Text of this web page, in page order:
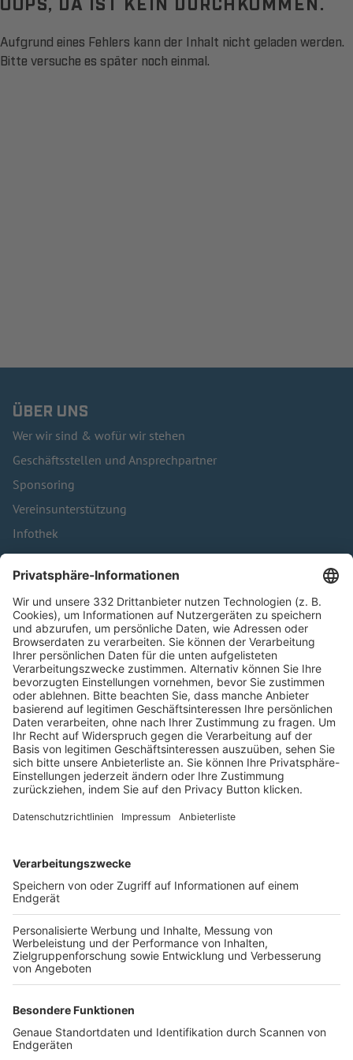
Aufgrund eines Fehlers kann der Inhalt nicht geladen werden.
Bitte versuche es später noch einmal.
ÜBER UNS
Wer wir sind & wofür wir stehen
Geschäftsstellen und Ansprechpartner
Sponsoring
Vereinsunterstützung
Infothek
Kontakt
HÄUFIG BESUCHTE SEITEN
Pässe und Vereinswechsel
Trainerausbildung
Schulungsangebot Vereinsmitarbeiter
BFV-Geschäftsstellen
Trainerbörse
Login SpielPlus
FOLGE DEM BFV
TOP-VEREINE
TOP-PARTNER